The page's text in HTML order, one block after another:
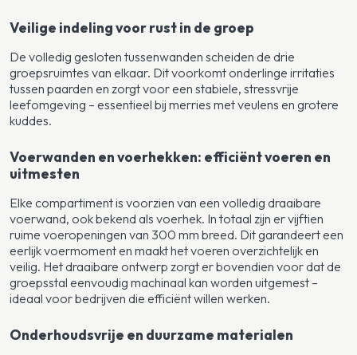
Veilige indeling voor rust in de groep
De volledig gesloten tussenwanden scheiden de drie
groepsruimtes van elkaar. Dit voorkomt onderlinge irritaties
tussen paarden en zorgt voor een stabiele, stressvrije
leefomgeving – essentieel bij merries met veulens en grotere
kuddes.
Voerwanden en voerhekken: efficiënt voeren en
uitmesten
Elke compartiment is voorzien van een volledig draaibare
voerwand, ook bekend als voerhek. In totaal zijn er vijftien
ruime voeropeningen van 300 mm breed. Dit garandeert een
eerlijk voermoment en maakt het voeren overzichtelijk en
veilig. Het draaibare ontwerp zorgt er bovendien voor dat de
groepsstal eenvoudig machinaal kan worden uitgemest –
ideaal voor bedrijven die efficiënt willen werken.
Onderhoudsvrije en duurzame materialen